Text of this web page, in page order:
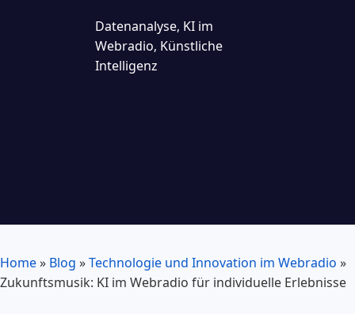
Datenanalyse, KI im
Webradio, Künstliche
Intelligenz
Home» Blog »Technologie und Innovation im Webradio »
Zukunftsmusik: KI im Webradio für individuelle Erlebnisse